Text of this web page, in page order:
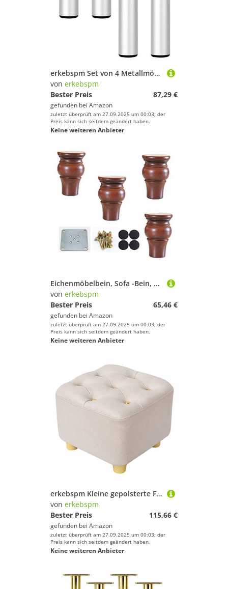
erkebspm Set von 4 Metallmöbeln Beinen, verstellbares Sofa -Bein, Badschrankbein, Couchtisch Füße, Bettbeine, runde Couch, die Füße stützen
von erkebspm
Bester Preis
87,29 €
gefunden bei Amazon
zuletzt überprüft am 27.09.2025 um 00:03; der
Preis kann sich seitdem geändert haben.
Keine weiteren Anbieter
Eichenmöbelbein, Sofa -Bein, 4 Stück, Bettbein, Fernseher Tischbein, Ersatzbein, für Tisch Nachttisch, Hocker, mit Schrauben, 6 cm 8 cm 10 cm 12 cm
von erkebspm
Bester Preis
65,46 €
gefunden bei Amazon
zuletzt überprüft am 27.09.2025 um 00:03; der
Preis kann sich seitdem geändert haben.
Keine weiteren Anbieter
erkebspm Kleine gepolsterte Fußschemel | Kreatives Dekor Ottomane Foot-
von erkebspm
Bester Preis
115,66 €
gefunden bei Amazon
zuletzt überprüft am 27.09.2025 um 00:03; der
Preis kann sich seitdem geändert haben.
Keine weiteren Anbieter